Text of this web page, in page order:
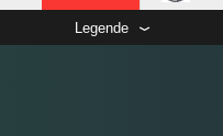
Legende